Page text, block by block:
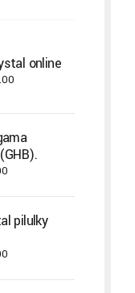
online
€22,000.00
through
pilulky